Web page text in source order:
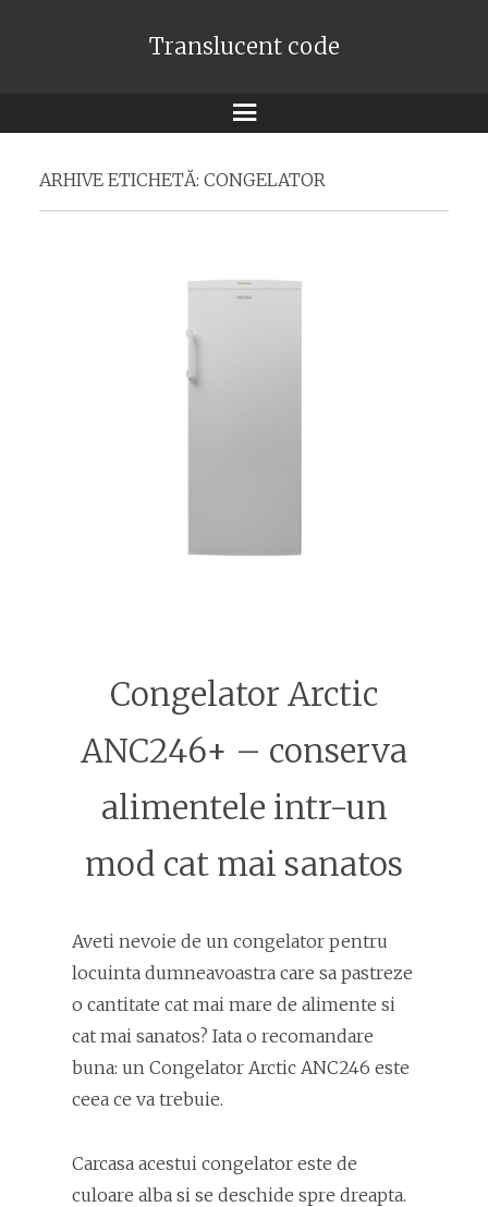
Translucent code
Meniu
ARHIVE ETICHETĂ: CONGELATOR
Congelator Arctic
ANC246+ – conserva
alimentele intr-un
mod cat mai sanatos
Aveti nevoie de un congelator pentru
locuinta dumneavoastra care sa pastreze
o cantitate cat mai mare de alimente si
cat mai sanatos? Iata o recomandare
buna: un Congelator Arctic ANC246 este
ceea ce va trebuie.
Carcasa acestui congelator este de
culoare alba si se deschide spre dreapta.